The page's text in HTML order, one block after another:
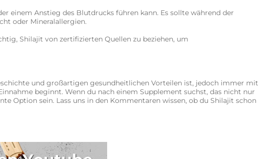
einem Anstieg des Blutdrucks führen kann. Es sollte während der
oder Mineralallergien.
Shilajit von zertifizierten Quellen zu beziehen, um
und großartigen gesundheitlichen Vorteilen ist, jedoch immer mit
beginnt. Wenn du nach einem Supplement suchst, das nicht nur
Option sein. Lass uns in den Kommentaren wissen, ob du Shilajit schon